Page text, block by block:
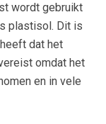
wordt gebruikt
plastisol. Dit is
dat het
omdat het
en in vele